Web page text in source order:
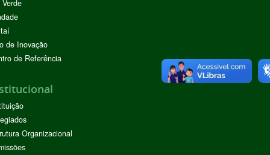
de Inovação
de Referência
Organizacional